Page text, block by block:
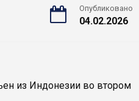
Опубликовано
04.02.2026
из Индонезии во втором